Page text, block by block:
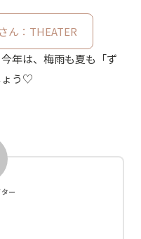
ん：THEATER
年は、梅雨も夏も「ず
ょう♡
ー